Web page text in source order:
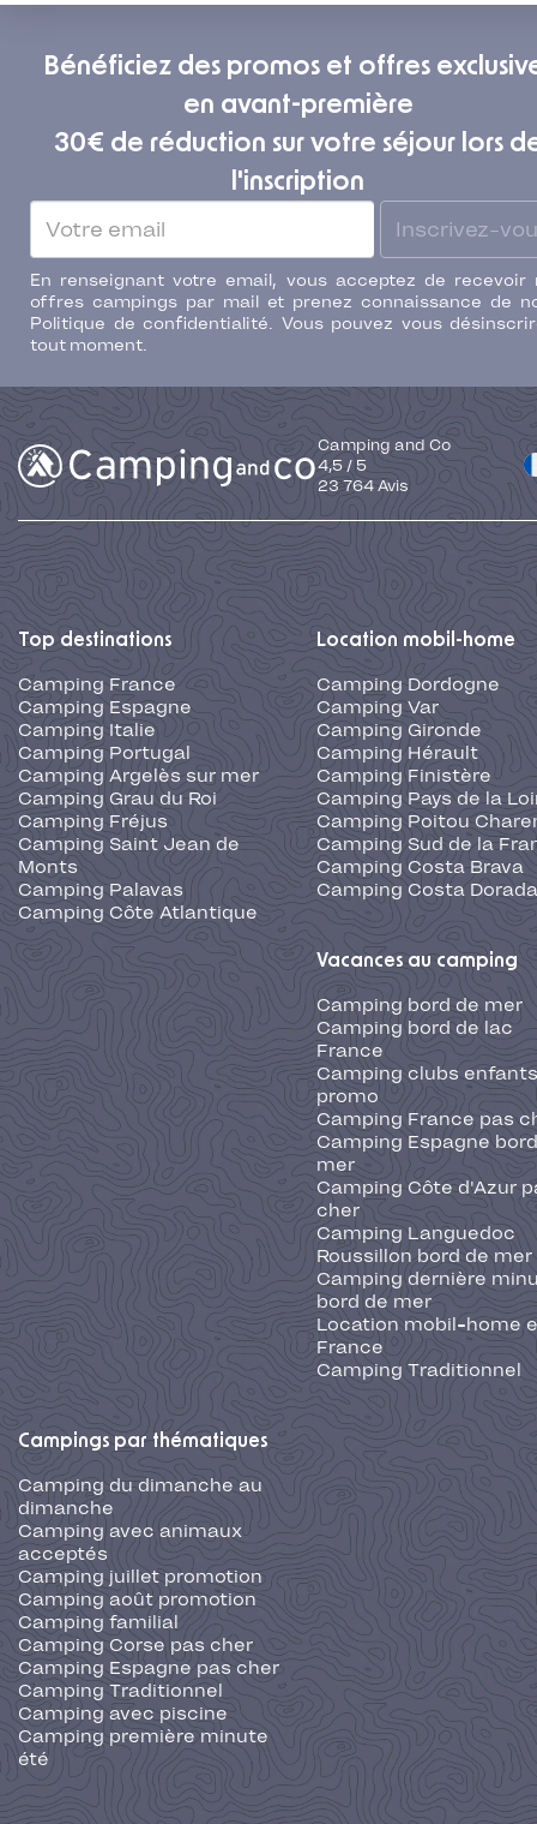
Bénéficiez des promos et offres
en avant-première
30€ de réduction sur votre séjour lors
l'inscription
Inscrivez-
En renseignant votre email, vous acceptez de recevoir
offres campings par mail et prenez connaissance de
Politique de confidentialité. Vous pouvez vous
tout moment.
Camping and Co
4,5 / 5
23 764Avis
Top destinations
Camping France
Camping Espagne
Camping Italie
Camping Portugal
Camping Argelès sur mer
Camping Grau du Roi
Camping Fréjus
Camping Saint Jean de
Monts
Camping Palavas
Camping Côte Atlantique
Location mobil-home
Camping Dordogne
Camping Var
Camping Gironde
Camping Hérault
Camping Finistère
Camping Pays de la
Camping Poitou
Camping Sud de la
Camping Costa Brava
Camping Costa Dorada
Vacances au camping
Camping bord de mer
Camping bord de lac
France
Camping clubs
promo
Camping France pas
Camping Espagne
mer
Camping Côte d'Azur
cher
Camping Languedoc
Roussillon bord de mer
Camping dernière
bord de mer
Location mobil-home
France
Camping Traditionnel
Campings par thématiques
Camping du dimanche au
dimanche
Camping avec animaux
acceptés
Camping juillet promotion
Camping août promotion
Camping familial
Camping Corse pas cher
Camping Espagne pas cher
Camping Traditionnel
Camping avec piscine
Camping première minute
été